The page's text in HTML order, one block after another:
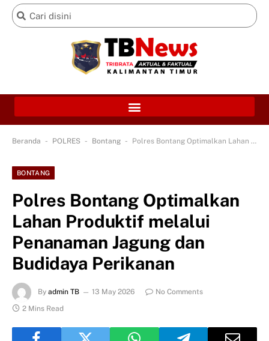
Beranda - POLRES - Bontang - Polres Bontang Optimalkan Lahan Produktif melalui Penanaman Jagung dan Budidaya Perikanan
BONTANG
Polres Bontang Optimalkan
Lahan Produktif melalui
Penanaman Jagung dan
Budidaya Perikanan
By admin TB 13 May 2026
No Comments
2 Mins Read